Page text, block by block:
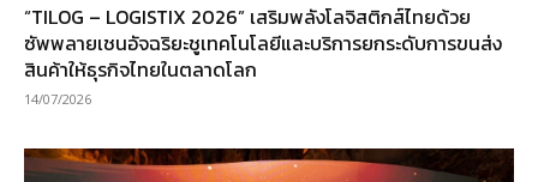
“TILOG – LOGISTIX 2026” เสริมพลังโลจิสติกส์ไทยด้วย
ซัพพลายเชนอัจฉริยะชูเทคโนโลยีและบริการยกระดับการขนส่ง
สินค้าให้ธุรกิจไทยในตลาดโลก
14/07/2026